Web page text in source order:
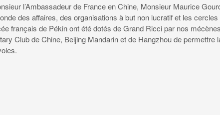
l’Ambassadeur de France en Chine, Monsieur Maurice
des affaires, des organisations à but non lucratif et les
français de Pékin ont été dotés de Grand Ricci par nos
Club de Chine, Beijing Mandarin et de Hangzhou de